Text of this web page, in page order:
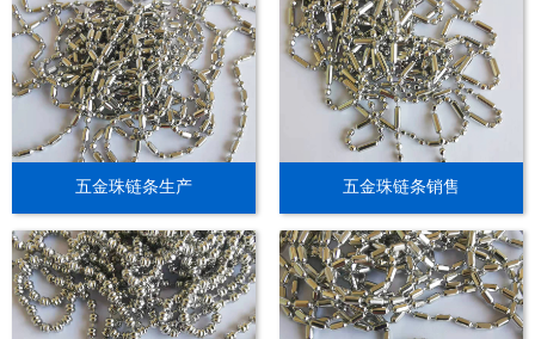
五金珠链条生产 五金珠链条销售